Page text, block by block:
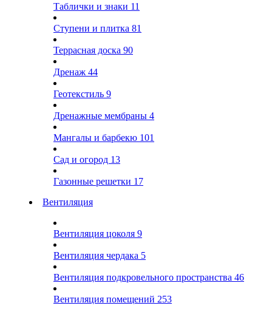
Таблички и знаки 11
Ступени и плитка 81
Террасная доска 90
Дренаж 44
Геотекстиль 9
Дренажные мембраны 4
Мангалы и барбекю 101
Сад и огород 13
Газонные решетки 17
Вентиляция
Вентиляция цоколя 9
Вентиляция чердака 5
Вентиляция подкровельного пространства 46
Вентиляция помещений 253